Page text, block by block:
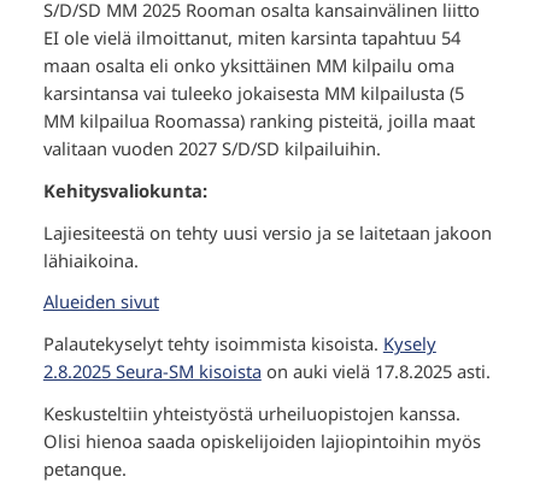
S/D/SD MM 2025 Rooman osalta kansainvälinen liitto
EI ole vielä ilmoittanut, miten karsinta tapahtuu 54
maan osalta eli onko yksittäinen MM kilpailu oma
karsintansa vai tuleeko jokaisesta MM kilpailusta (5
MM kilpailua Roomassa) ranking pisteitä, joilla maat
valitaan vuoden 2027 S/D/SD kilpailuihin.
Kehitysvaliokunta:
Lajiesiteestä on tehty uusi versio ja se laitetaan jakoon
lähiaikoina.
Alueiden sivut
Palautekyselyt tehty isoimmista kisoista. Kysely
2.8.2025 Seura-SM kisoista on auki vielä 17.8.2025 asti.
Keskusteltiin yhteistyöstä urheiluopistojen kanssa.
Olisi hienoa saada opiskelijoiden lajiopintoihin myös
petanque.